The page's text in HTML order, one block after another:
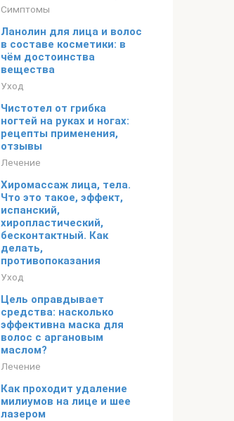
Симптомы
Ланолин для лица и волос
в составе косметики: в
чём достоинства
вещества
Уход
Чистотел от грибка
ногтей на руках и ногах:
рецепты применения,
отзывы
Лечение
Хиромассаж лица, тела.
Что это такое, эффект,
испанский,
хиропластический,
бесконтактный. Как
делать,
противопоказания
Уход
Цель оправдывает
средства: насколько
эффективна маска для
волос с аргановым
маслом?
Лечение
Как проходит удаление
милиумов на лице и шее
лазером